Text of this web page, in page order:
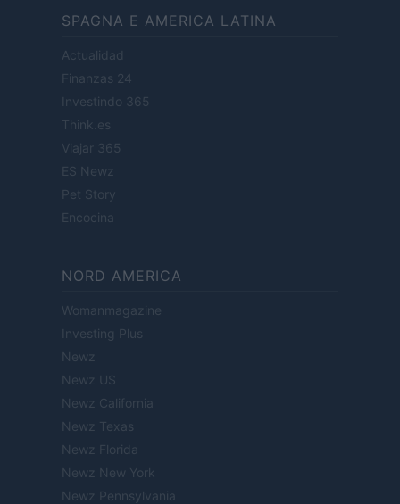
SPAGNA E AMERICA LATINA
Actualidad
Finanzas 24
Investindo 365
Think.es
Viajar 365
ES Newz
Pet Story
Encocina
NORD AMERICA
Womanmagazine
Investing Plus
Newz
Newz US
Newz California
Newz Texas
Newz Florida
Newz New York
Newz Pennsylvania